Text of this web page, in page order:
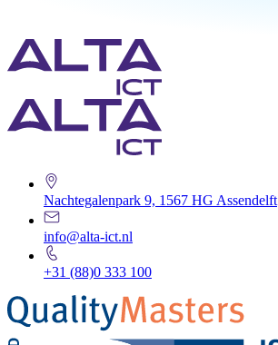
Nachtegalenpark 9, 1567 HG Assendelft
info@alta-ict.nl
+31 (88)0 333 100